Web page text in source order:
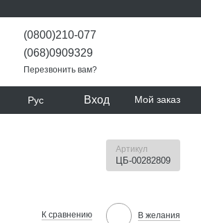
(0800)210-077
(068)0909329
Перезвонить вам?
Рус Вход Мой заказ
Артикул
ЦБ-00282809
К сравнению В желания